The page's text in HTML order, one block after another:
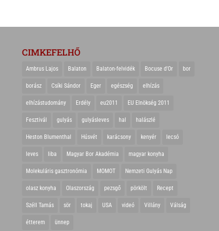
CIMKEFELHŐ
Ambrus Lajos Balaton Balaton-felvidék Bocuse d'Or bor
borász Csíki Sándor Eger egészség elhízás
elhízástudomány Erdély eu2011 EU Elnökség 2011
Fesztivál gulyás gulyásleves hal halászlé
Heston Blumenthal Húsvét karácsony kenyér lecsó
leves liba Magyar Bor Akadémia magyar konyha
Molekuláris gasztronómia MOMOT Nemzeti Gulyás Nap
olasz konyha Olaszország pezsgő pörkölt Recept
Széll Tamás sör tokaj USA videó Villány Válság
étterem ünnep